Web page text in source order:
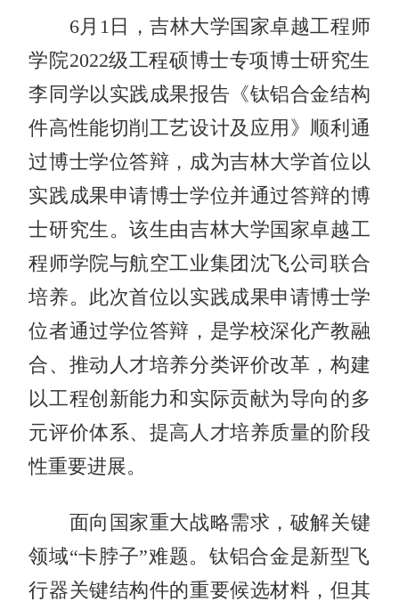
6月1日，吉林大学国家卓越工程师
学院2022级工程硕博士专项博士研究生
李同学以实践成果报告《钛铝合金结构
件高性能切削工艺设计及应用》顺利通
过博士学位答辩，成为吉林大学首位以
实践成果申请博士学位并通过答辩的博
士研究生。该生由吉林大学国家卓越工
程师学院与航空工业集团沈飞公司联合
培养。此次首位以实践成果申请博士学
位者通过学位答辩，是学校深化产教融
合、推动人才培养分类评价改革，构建
以工程创新能力和实际贡献为导向的多
元评价体系、提高人才培养质量的阶段
性重要进展。
面向国家重大战略需求，破解关键
领域“卡脖子”难题。钛铝合金是新型飞
行器关键结构件的重要候选材料，但其